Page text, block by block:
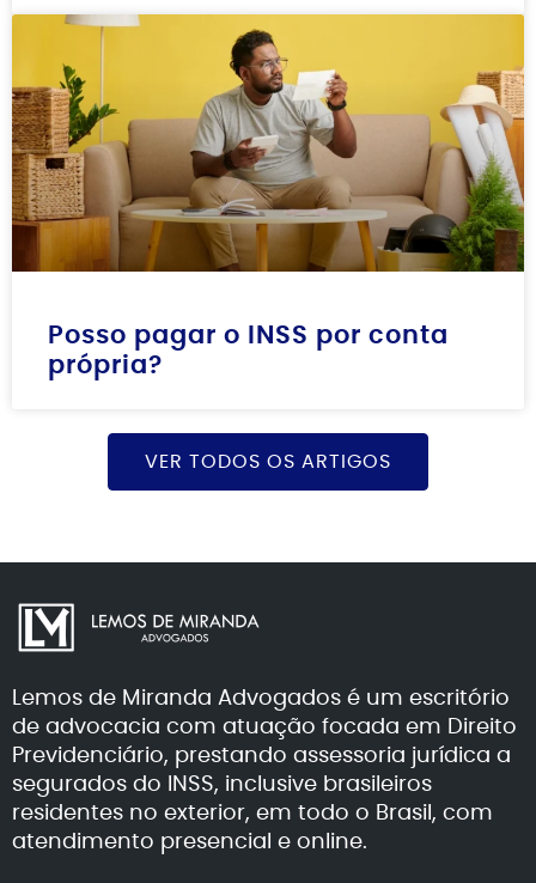
Posso pagar o INSS por conta
própria?
VER TODOS OS ARTIGOS
Lemos de Miranda Advogados é um escritório
de advocacia com atuação focada em Direito
Previdenciário, prestando assessoria jurídica a
segurados do INSS, inclusive brasileiros
residentes no exterior, em todo o Brasil, com
atendimento presencial e online.